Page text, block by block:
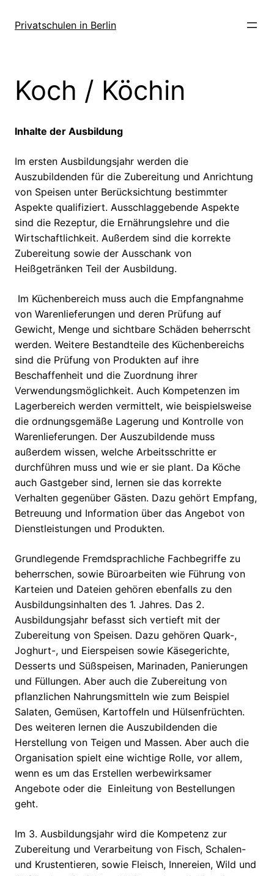
InhaltPrivatschulen in Berlin
Koch / Köchin
Inhalte der Ausbildung
Im ersten Ausbildungsjahr werden die
Auszubildenden für die Zubereitung und Anrichtung
von Speisen unter Berücksichtung bestimmter
Aspekte qualifiziert. Ausschlaggebende Aspekte
sind die Rezeptur, die Ernährungslehre und die
Wirtschaftlichkeit. Außerdem sind die korrekte
Zubereitung sowie der Ausschank von
Heißgetränken Teil der Ausbildung.
Im Küchenbereich muss auch die Empfangnahme
von Warenlieferungen und deren Prüfung auf
Gewicht, Menge und sichtbare Schäden beherrscht
werden. Weitere Bestandteile des Küchenbereichs
sind die Prüfung von Produkten auf ihre
Beschaffenheit und die Zuordnung ihrer
Verwendungsmöglichkeit. Auch Kompetenzen im
Lagerbereich werden vermittelt, wie beispielsweise
die ordnungsgemäße Lagerung und Kontrolle von
Warenlieferungen. Der Auszubildende muss
außerdem wissen, welche Arbeitsschritte er
durchführen muss und wie er sie plant. Da Köche
auch Gastgeber sind, lernen sie das korrekte
Verhalten gegenüber Gästen. Dazu gehört Empfang,
Betreuung und Information über das Angebot von
Dienstleistungen und Produkten.
Grundlegende Fremdsprachliche Fachbegriffe zu
beherrschen, sowie Büroarbeiten wie Führung von
Karteien und Dateien gehören ebenfalls zu den
Ausbildungsinhalten des 1. Jahres. Das 2.
Ausbildungsjahr befasst sich vertieft mit der
Zubereitung von Speisen. Dazu gehören Quark-,
Joghurt-, und Eierspeisen sowie Käsegerichte,
Desserts und Süßspeisen, Marinaden, Panierungen
und Füllungen. Aber auch die Zubereitung von
pflanzlichen Nahrungsmitteln wie zum Beispiel
Salaten, Gemüsen, Kartoffeln und Hülsenfrüchten.
Des weiteren lernen die Auszubildenden die
Herstellung von Teigen und Massen. Aber auch die
Organisation spielt eine wichtige Rolle, vor allem,
wenn es um das Erstellen werbewirksamer
Angebote oder die Einleitung von Bestellungen
geht.
Im 3. Ausbildungsjahr wird die Kompetenz zur
Zubereitung und Verarbeitung von Fisch, Schalen-
und Krustentieren, sowie Fleisch, Innereien, Wild und